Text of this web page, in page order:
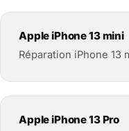
Apple iPhone 13 mini
Réparation iPhone 13
Apple iPhone 13 Pro